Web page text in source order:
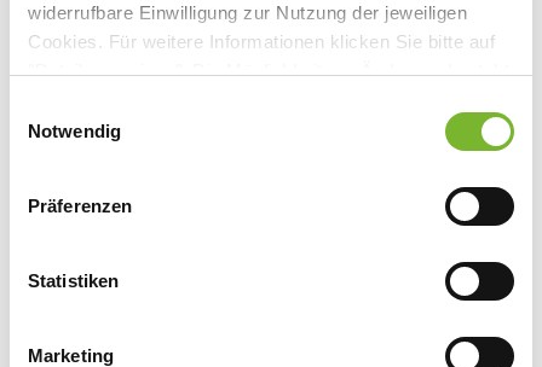
widerrufbare Einwilligung zur Nutzung der jeweiligen
Cookies. Für weitere Informationen klicken Sie bitte auf
"Details anzeigen". Die Möglichkeit zur Änderung besteht
Datenschutzerklärung
Notwendig
Präferenzen
Statistiken
Marketing
Dazugehörige Dateien